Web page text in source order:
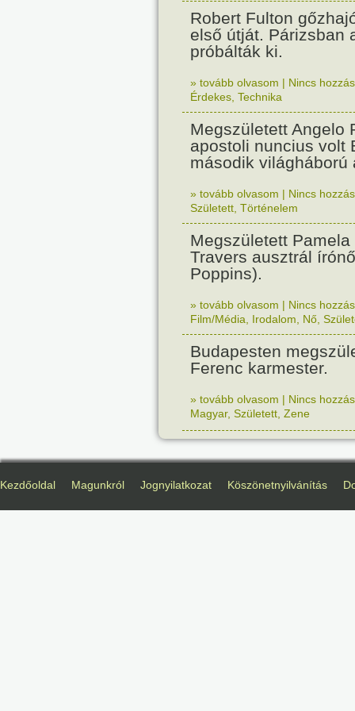
Robert Fulton
első útját. Párizsban
próbálták ki.
» tovább olvasom | Nincs
Érdekes Technika
Megszületett Angelo
apostoli nuncius volt
második világháború
» tovább olvasom | Nincs
Született Történelem
Megszületett Pamela
Travers ausztrál
Poppins).
» tovább olvasom | Nincs
Film/Média
Irodalom Nő
Budapesten
Ferenc karmester.
» tovább olvasom | Nincs
Magyar, Született Zene
Kezdőoldal Magunkról Jognyilatkozat Köszönetnyilvánítás